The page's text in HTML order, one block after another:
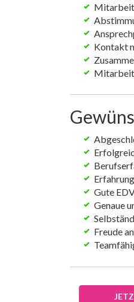
Mitarbeit
Kontakt
Mitarbeit
Gute
Genaue
Freude